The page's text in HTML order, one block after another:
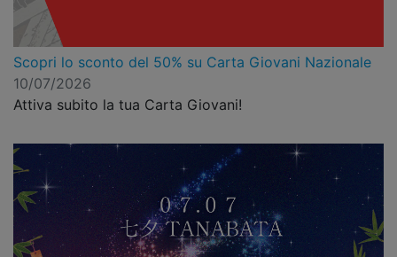
Scopri lo sconto del 50% su Carta Giovani Nazionale
10/07/2026
Attiva subito la tua Carta Giovani!